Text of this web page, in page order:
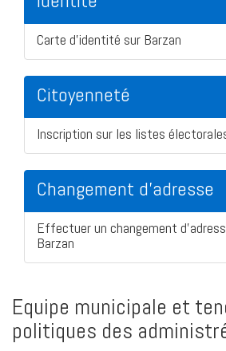
Carte d'identité sur Barzan
Citoyenneté
Inscription sur les listes
Changement d'adresse
Effectuer un changement
Barzan
Equipe municipale et
politiques des